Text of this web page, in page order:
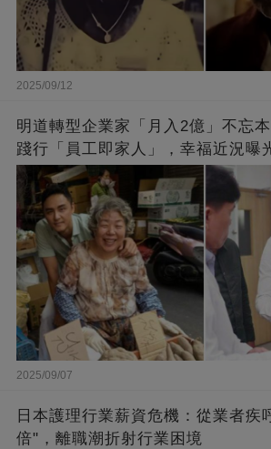
2025/09/12
明道轉型企業家「月入2億」不忘
踐行「員工即家人」，幸福近況曝
闆的福報
2025/09/07
日本護理行業薪資危機：從業者疾
倍"，離職潮折射行業困境